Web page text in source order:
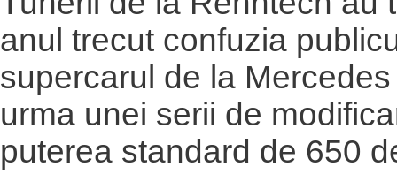
anul trecut confuzia
supercarul de la
urma unei serii de
puterea standard de 650